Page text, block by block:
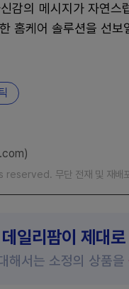
감의 메시지가 자연
홈케어 솔루션을 선보
무단 전재 및 재배
일리팜이 제대
해서는 소정의 상품을